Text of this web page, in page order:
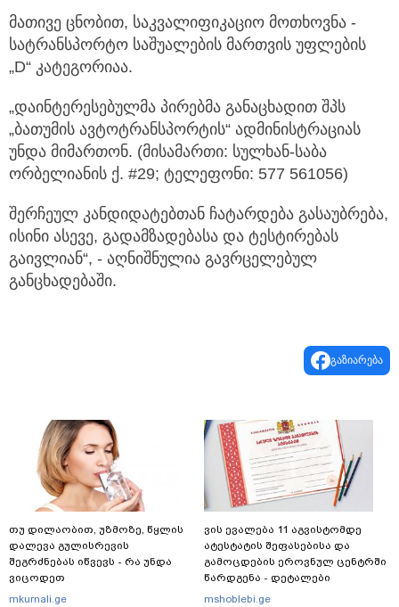
მათივე ცნობით, საკვალიფიკაციო მოთხოვნა -
სატრანსპორტო საშუალების მართვის უფლების
„D“ კატეგორიაა.
„დაინტერესებულმა პირებმა განაცხადით შპს
„ბათუმის ავტოტრანსპორტის“ ადმინისტრაციას
უნდა მიმართონ. (მისამართი: სულხან-საბა
ორბელიანის ქ. #29; ტელეფონი: 577 561056)
შერჩეულ კანდიდატებთან ჩატარდება გასაუბრება,
ისინი ასევე, გადამზადებასა და ტესტირებას
გაივლიან“, - აღნიშნულია გავრცელებულ
განცხადებაში.
გაზიარება
თუ დილაობით, უზმოზე, წყლის
დალევა გულისრევის
შეგრძნებას იწვევს - რა უნდა
ვიცოდეთ
mkurnali.ge
ვის ევალება 11 აგვისტომდე
ატესტატის შეფასებისა და
გამოცდების ეროვნულ ცენტრში
წარდგენა - დეტალები
mshoblebi.ge